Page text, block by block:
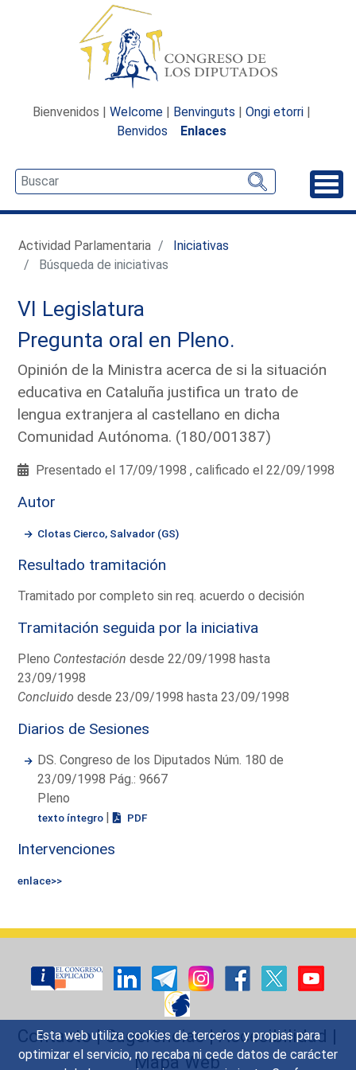
Esta web utiliza cookies de terceros y propias para
optimizar el servicio, no recaba ni cede datos de carácter
Bienvenidos | Welcome | Benvinguts | Ongi etorri |
Benvidos
Enlaces
Actividad Parlamentaria
Iniciativas
Búsqueda de iniciativas
VI Legislatura
Pregunta oral en Pleno.
Opinión de la Ministra acerca de si la situación
educativa en Cataluña justifica un trato de
lengua extranjera al castellano en dicha
Comunidad Autónoma. (180/001387)
Presentado el 17/09/1998 , calificado el 22/09/1998
Autor
Clotas Cierco, Salvador (GS)
Resultado tramitación
Tramitado por completo sin req. acuerdo o decisión
Tramitación seguida por la iniciativa
Pleno Contestación desde 22/09/1998 hasta
23/09/1998
Concluido desde 23/09/1998 hasta 23/09/1998
Diarios de Sesiones
DS. Congreso de los Diputados Núm. 180 de
23/09/1998 Pág.: 9667
Pleno
texto íntegro | PDF
Intervenciones
enlace>>
Contacto|Sugerencias|Accesibilidad |
Mapa Web